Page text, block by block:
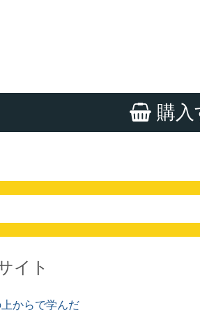
購入
イト
からで学んだ